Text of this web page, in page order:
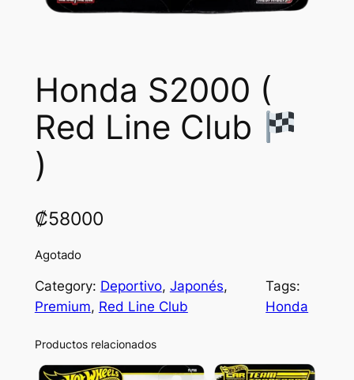
Honda S2000 (
Red Line Club
)
₡58000
Agotado
Category: Deportivo, Japonés
Premium, Red Line Club
Tags:
Honda
Productos relacionados